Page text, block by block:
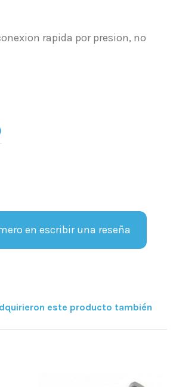
rapida por presion, no
en escribir una reseña
este producto también